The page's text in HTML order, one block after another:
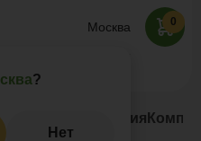
Москва
?
Нет
Заказать звонок
0
из алюминия